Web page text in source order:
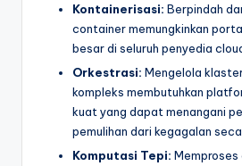
Kontainerisasi: Berpindah
container memungkinkan
besar di seluruh penyedia
Orkestrasi: Mengelola
kompleks membutuhkan
kuat yang dapat menangani
pemulihan dari kegagalan
Komputasi Tepi: